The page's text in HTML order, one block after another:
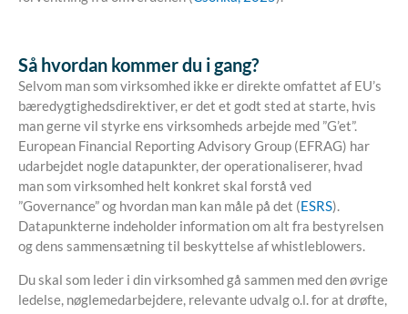
Så hvordan kommer du i gang?
Selvom man som virksomhed ikke er direkte omfattet af EU’s
bæredygtighedsdirektiver, er det et godt sted at starte, hvis
man gerne vil styrke ens virksomheds arbejde med ”G’et”.
European Financial Reporting Advisory Group (EFRAG) har
udarbejdet nogle datapunkter, der operationaliserer, hvad
man som virksomhed helt konkret skal forstå ved
”Governance” og hvordan man kan måle på det (ESRS).
Datapunkterne indeholder information om alt fra bestyrelsen
og dens sammensætning til beskyttelse af whistleblowers.
Du skal som leder i din virksomhed gå sammen med den øvrige
ledelse, nøglemedarbejdere, relevante udvalg o.l. for at drøfte,